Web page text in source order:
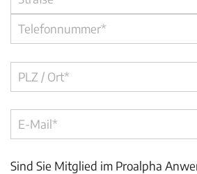
Sind Sie Mitglied im Proalpha